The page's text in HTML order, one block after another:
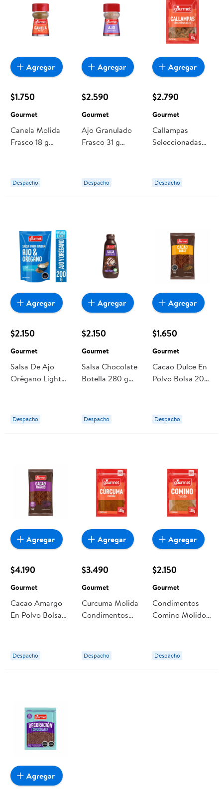
$1.750
Gourmet
Canela Molida
Frasco 18 g
Despacho
Agregar
$2.590
Gourmet
Ajo Granulado
Frasco 31 g
Despacho
Agregar
$2.790
Gourmet
Callampas
Seleccionadas
Despacho
Agregar
$2.150
Gourmet
Salsa De Ajo
Orégano Light
Despacho
Agregar
$2.150
Gourmet
Salsa Chocolate
Botella 280 g
Despacho
Agregar
$1.650
Gourmet
Cacao Dulce En
Polvo Bolsa 200
Despacho
Agregar
$4.190
Gourmet
Cacao Amargo
En Polvo Bolsa
Despacho
Agregar
$3.490
Gourmet
Curcuma Molida
Condimentos
Despacho
Agregar
$2.150
Gourmet
Condimentos
Comino Molido
Despacho
Agregar
Agregar